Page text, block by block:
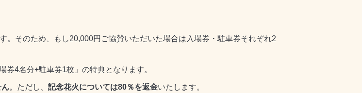
。そのため、もし20,000円ご協賛いただいた場合は入場券・駐車券それぞれ2
券4名分+駐車券1枚」の特典となります。
ん。ただし、 記念花火については80％を返金いたします。